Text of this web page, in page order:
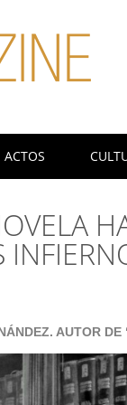
ACTOS
AUTOR DE